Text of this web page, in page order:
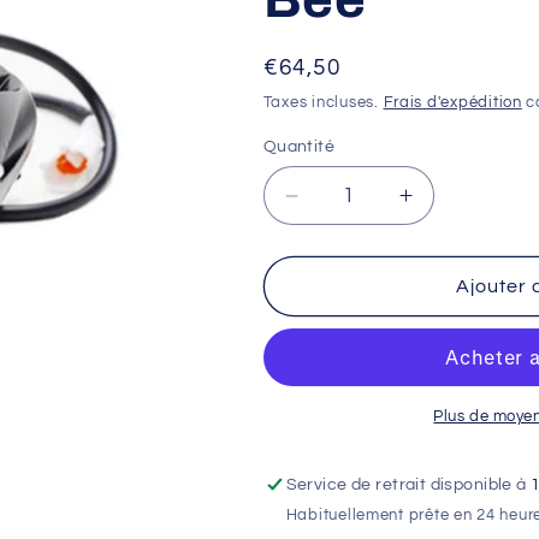
Prix
habituel
€64,50
Taxes incluses. Frais d'expédition
Quantité
Réduire
la
quantité
Phare
Road
Augmenter
la
quantité
Phare
Road
Light
Ajouter
Plus de
Service de retrait disponible à
Habituellement prête en 24